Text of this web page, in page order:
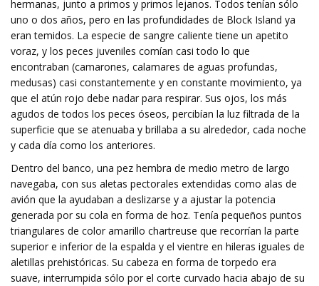
hermanas, junto a primos y primos lejanos. Todos tenían sólo
uno o dos años, pero en las profundidades de Block Island ya
eran temidos. La especie de sangre caliente tiene un apetito
voraz, y los peces juveniles comían casi todo lo que
encontraban (camarones, calamares de aguas profundas,
medusas) casi constantemente y en constante movimiento, ya
que el atún rojo debe nadar para respirar. Sus ojos, los más
agudos de todos los peces óseos, percibían la luz filtrada de la
superficie que se atenuaba y brillaba a su alrededor, cada noche
y cada día como los anteriores.
Dentro del banco, una pez hembra de medio metro de largo
navegaba, con sus aletas pectorales extendidas como alas de
avión que la ayudaban a deslizarse y a ajustar la potencia
generada por su cola en forma de hoz. Tenía pequeños puntos
triangulares de color amarillo chartreuse que recorrían la parte
superior e inferior de la espalda y el vientre en hileras iguales de
aletillas prehistóricas. Su cabeza en forma de torpedo era
suave, interrumpida sólo por el corte curvado hacia abajo de su